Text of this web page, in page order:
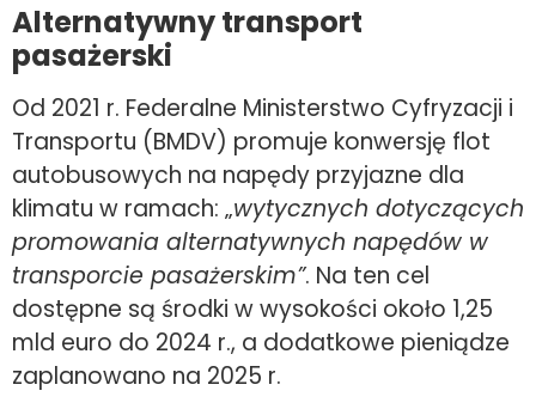
Alternatywny transport
pasażerski
Od 2021 r. Federalne Ministerstwo Cyfryzacji i
Transportu (BMDV) promuje konwersję flot
autobusowych na napędy przyjazne dla
klimatu w ramach: „wytycznych dotyczących
promowania alternatywnych napędów w
transporcie pasażerskim”. Na ten cel
dostępne są środki w wysokości około 1,25
mld euro do 2024 r., a dodatkowe pieniądze
zaplanowano na 2025 r.